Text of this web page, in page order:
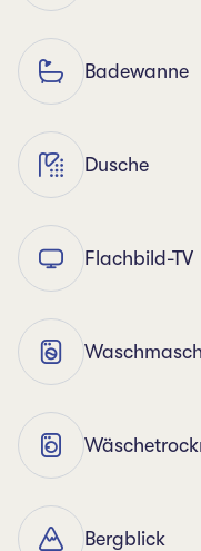
Badewanne
Dusche
Flachbild-TV
Bergblick